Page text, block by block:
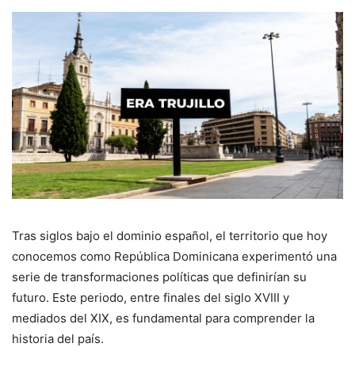
Tras siglos bajo el dominio español, el territorio que hoy
conocemos como República Dominicana experimentó una
serie de transformaciones políticas que definirían su
futuro. Este periodo, entre finales del siglo XVIII y
mediados del XIX, es fundamental para comprender la
historia del país.